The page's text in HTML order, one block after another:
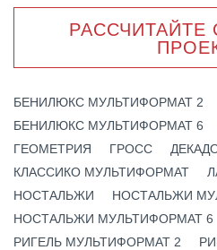
БЕНИЛЮКС МУЛЬТИФОРМАТ 2
БЕНИЛЮКС МУЛЬТИФОРМАТ 6
ГЕОМЕТРИЯ
ГРОСС
КЛАССИКО МУЛЬТИФОРМАТ
НОСТАЛЬЖИ
НОСТАЛЬЖИ
НОСТАЛЬЖИ МУЛЬТИФОРМАТ 6
РИГЕЛЬ МУЛЬТИФОРМАТ 2
РАССЧИТАЙТЕ